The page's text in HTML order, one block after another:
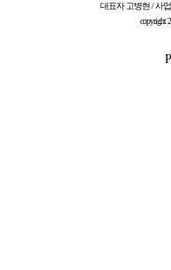
대표자 고병현 / 사업
copyright